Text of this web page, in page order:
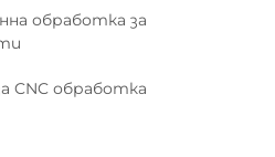
обработка за
CNC обработка